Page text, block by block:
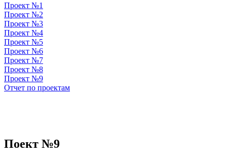
Проект №1
Проект №2
Проект №3
Проект №4
Проект №5
Проект №6
Проект №7
Проект №8
Проект №9
Отчет по проектам
Поект №9